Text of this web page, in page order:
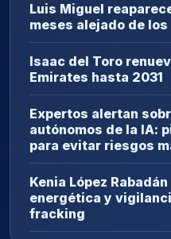
Luis Miguel
meses alejado de
Isaac del Toro
Emirates hasta 2031
Expertos alertan
autónomos de la IA:
para evitar riesgos
Kenia López
energética y
fracking